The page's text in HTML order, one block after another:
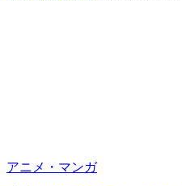
アニメ・マンガ